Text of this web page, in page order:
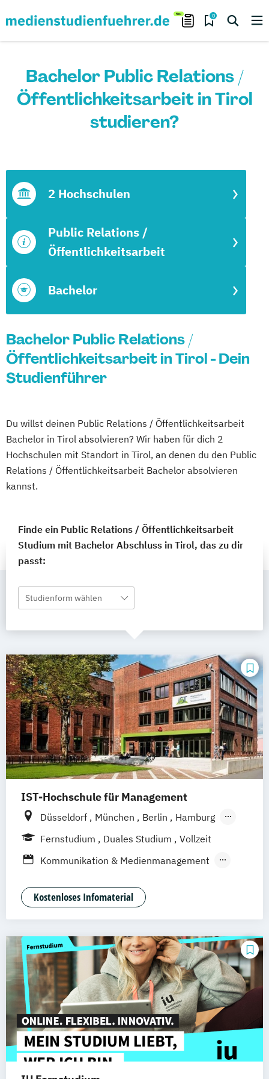
0
Bachelor Public Relations /
Öffentlichkeitsarbeit in Tirol
studieren?
Bachelor
Public Relations /
Öffentlichkeitsarbeit
2 Hochschulen
Bachelor Public Relations /
Öffentlichkeitsarbeit in Tirol - Dein
Studienführer
Du willst deinen Public Relations / Öffentlichkeitsarbeit
Bachelor in Tirol absolvieren? Wir haben für dich 2
Hochschulen mit Standort in Tirol, an denen du den Public
Relations / Öffentlichkeitsarbeit Bachelor absolvieren
kannst.
Finde ein Public Relations / Öffentlichkeitsarbeit
Studium mit Bachelor Abschluss in Tirol, das zu dir
passt:
Studienform wählen
IST-Hochschule für Management
Düsseldorf München Berlin
Hamburg
Weil am Rhein
Frankfurt am Main
Essen
Fernstudium Duales Studium
Vollzeit
Kommunikation & Medienmanagement
Medienökonom
Public Relations Hochschulzertifikat
Kostenloses Infomaterial